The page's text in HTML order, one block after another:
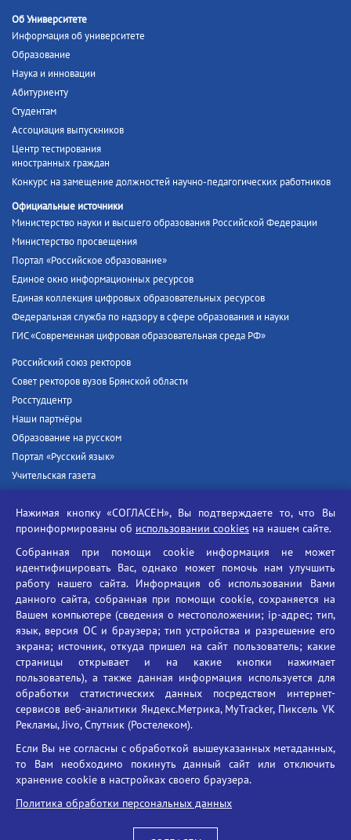
Об Университете
Информация об университете
Образование
Наука и инновации
Абитуриенту
Студентам
Ассоциация выпускников
Центр тестирования
иностранных граждан
Конкурс на замещение должностей научно-педагогических работников
Официальные источники
Министерство науки и высшего образования Российской Федерации
Министерство просвещения
Портал «Российское образование»
Единое окно информационных ресурсов
Единая коллекция цифровых образовательных ресурсов
Федеральная служба по надзору в сфере образования и науки
ГИС «Современная цифровая образовательная среда РФ»
Российский союз ректоров
Совет ректоров вузов Брянской области
Росстудцентр
Наши партнёры
Образование на русском
Портал «Русский язык»
Учительская газета
Единый портал государственных услуг
Противодействие угрозам информационной безопасности
Социальные ролики - Генеральная прокуратура РФ
Противодействие коррупции
БГУ против наркотиков
Брянский государственный университет
имени академика И.Г. Петровского
Время работы: пн-пт 09:00-18:00
Телефон: +7(4832)58-90-85
Нажимая кнопку «СОГЛАСЕН», Вы подтверждаете то, что Вы
проинформированы об использовании cookies на нашем сайте.
Собранная при помощи cookie информация не может
идентифицировать Вас, однако может помочь нам улучшить
работу нашего сайта. Информация об использовании Вами
данного сайта, собранная при помощи cookie, сохраняется на
Вашем компьютере (сведения о местоположении; ip-адрес; тип,
язык, версия ОС и браузера; тип устройства и разрешение его
экрана; источник, откуда пришел на сайт пользователь; какие
страницы открывает и на какие кнопки нажимает
пользователь), а также данная информация используется для
обработки статистических данных посредством интернет-
сервисов веб-аналитики Яндекс.Метрика, MyTracker, Пиксель VK
Рекламы, Jivo, Спутник (Ростелеком).
Если Вы не согласны с обработкой вышеуказанных метаданных,
то Вам необходимо покинуть данный сайт или отключить
хранение cookie в настройках своего браузера.
Политика обработки персональных данных